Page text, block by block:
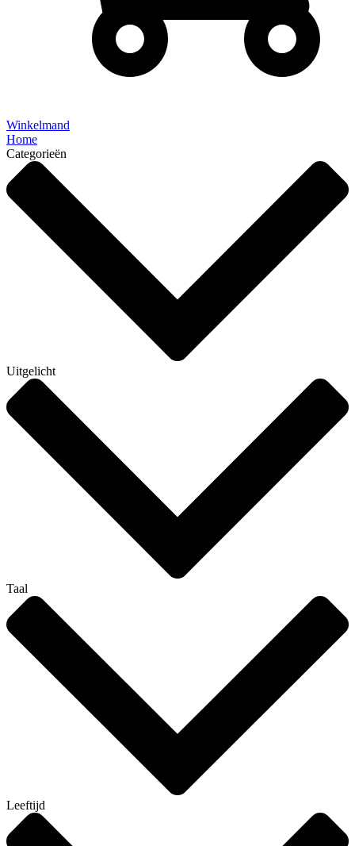
Winkelmand
Home
Categorieën
Uitgelicht
Taal
Leeftijd